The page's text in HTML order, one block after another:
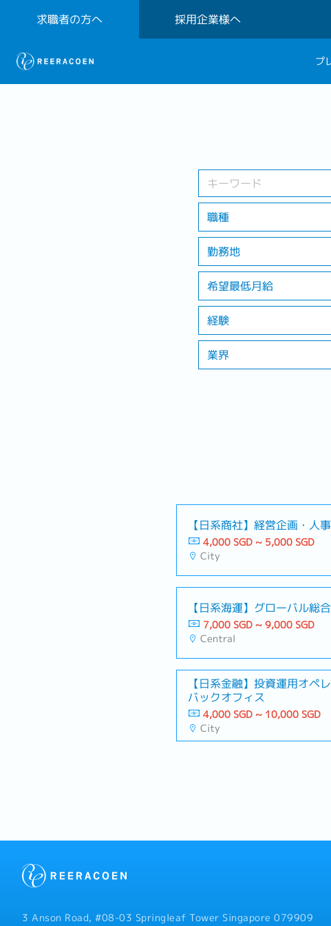
求職者の方へ 採用企業様へ
プ
職種
勤務地
希望最低月給
経験
業界
【日系商社】経営企画・人
4,000 SGD ~ 5,000 SGD
City
【日系海運】グローバル総
7,000 SGD ~ 9,000 SGD
Central
【日系金融】投資運用オペ
バックオフィス
4,000 SGD ~ 10,000 SGD
City
3 Anson Road, #08-03 Springleaf Tower Singapore 079909